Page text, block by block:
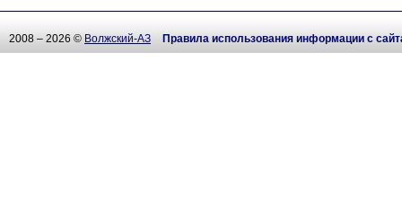
2008 – 2026 © Волжский-АЗ Правила использования информации с